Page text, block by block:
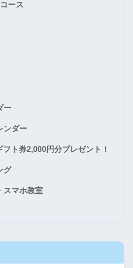
ース
ー
ンダー
ト券2,000円分プレゼント！
グ
スマホ教室